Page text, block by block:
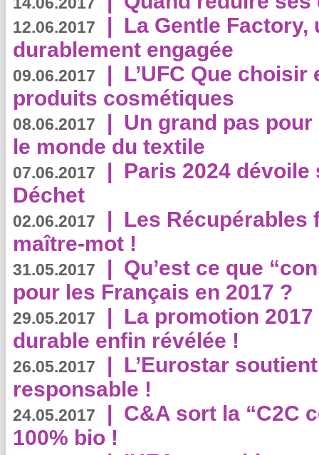
12.06.2017 | La Gentle
durablement engagée
09.06.2017 | L’UFC Que
produits cosmétiques
08.06.2017 | Un grand pas
le monde du textile
07.06.2017 | Paris 2024
Déchet
02.06.2017 | Les Récupérables
maître-mot !
31.05.2017 | Qu’est ce que
pour les Français en 2017 ?
29.05.2017 | La promotion
durable enfin révélée !
26.05.2017 | L’Eurostar
responsable !
24.05.2017 | C&A sort la “C2C
100% bio !